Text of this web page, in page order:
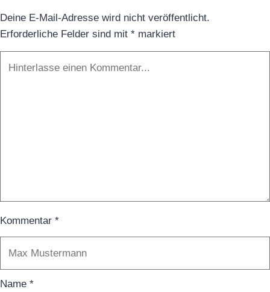
Deine E-Mail-Adresse wird nicht veröffentlicht.
Erforderliche Felder sind mit * markiert
Kommentar *
Name *